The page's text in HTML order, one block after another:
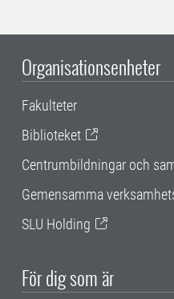
Organisationsenheter
Fakulteter
Biblioteket
Centrumbildningar och
Gemensamma
SLU Holding
För dig som är